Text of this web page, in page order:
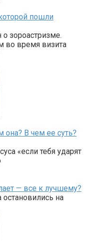
пошли
зороастризме.
во время визита
В чем ее суть?
«если тебя ударят
— все к лучшему?
на